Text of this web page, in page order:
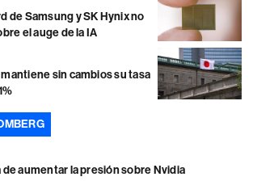
de Samsung y SK Hynix no
el auge de la IA
sin cambios su tasa
aumentar la presión sobre Nvidia